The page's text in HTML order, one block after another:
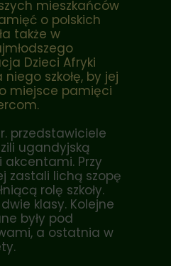
mieszkańców
o polskich
także w
Dzieci Afryki
szkołę, by jej
miejsce pamięci
przedstawiciele
ugandyjską
akcentami. Przy
zastali lichą szopę
rolę szkoły.
klasy. Kolejne
były pod
a ostatnia w